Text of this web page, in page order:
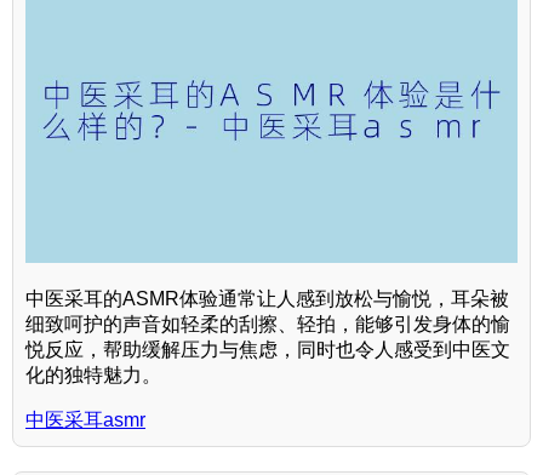
中医采耳的ASMR体验通常让人感到放松与愉悦，耳朵被
细致呵护的声音如轻柔的刮擦、轻拍，能够引发身体的愉
悦反应，帮助缓解压力与焦虑，同时也令人感受到中医文
化的独特魅力。
中医采耳asmr